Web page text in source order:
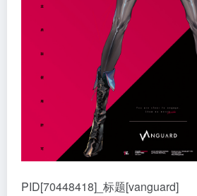
PID[70448418]_标题[vanguard]